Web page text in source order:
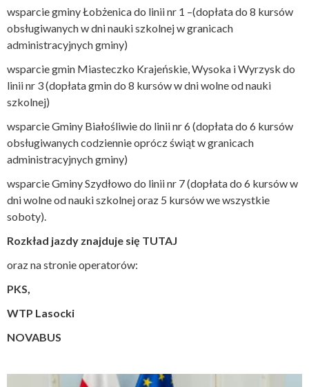
wsparcie gminy Łobżenica do linii nr 1 –(dopłata do 8 kursów
obsługiwanych w dni nauki szkolnej w granicach
administracyjnych gminy)
wsparcie gmin Miasteczko Krajeńskie, Wysoka i Wyrzysk do
linii nr 3 (dopłata gmin do 8 kursów w dni wolne od nauki
szkolnej)
wsparcie Gminy Białośliwie do linii nr 6 (dopłata do 6 kursów
obsługiwanych codziennie oprócz świąt w granicach
administracyjnych gminy)
wsparcie Gminy Szydłowo do linii nr 7 (dopłata do 6 kursów w
dni wolne od nauki szkolnej oraz 5 kursów we wszystkie
soboty).
Rozkład jazdy znajduje się TUTAJ
oraz na stronie operatorów:
PKS,
WTP Lasocki
NOVABUS